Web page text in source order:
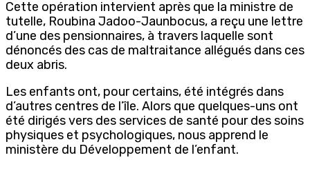
Cette opération intervient après que la ministre de
tutelle, Roubina Jadoo-Jaunbocus, a reçu une lettre
d’une des pensionnaires, à travers laquelle sont
dénoncés des cas de maltraitance allégués dans ces
deux abris.
Les enfants ont, pour certains, été intégrés dans
d’autres centres de l’île. Alors que quelques-uns ont
été dirigés vers des services de santé pour des soins
physiques et psychologiques, nous apprend le
ministère du Développement de l’enfant.